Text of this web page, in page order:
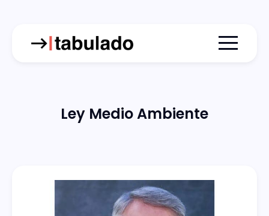
Menu
Ley Medio Ambiente